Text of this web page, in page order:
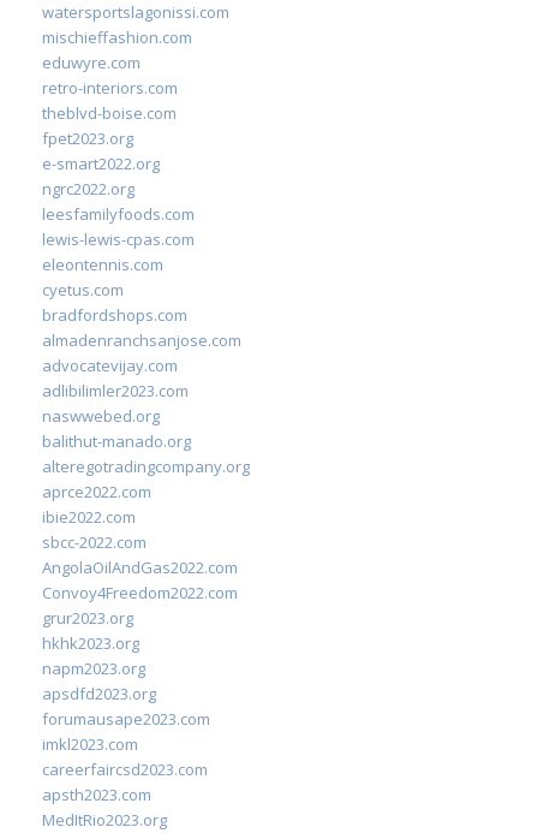
watersportslagonissi.com
mischieffashion.com
eduwyre.com
retro-interiors.com
theblvd-boise.com
fpet2023.org
e-smart2022.org
ngrc2022.org
leesfamilyfoods.com
lewis-lewis-cpas.com
eleontennis.com
cyetus.com
bradfordshops.com
almadenranchsanjose.com
advocatevijay.com
adlibilimler2023.com
naswwebed.org
balithut-manado.org
alteregotradingcompany.org
aprce2022.com
ibie2022.com
sbcc-2022.com
AngolaOilAndGas2022.com
Convoy4Freedom2022.com
grur2023.org
hkhk2023.org
napm2023.org
apsdfd2023.org
forumausape2023.com
imkl2023.com
careerfaircsd2023.com
apsth2023.com
MedItRio2023.org